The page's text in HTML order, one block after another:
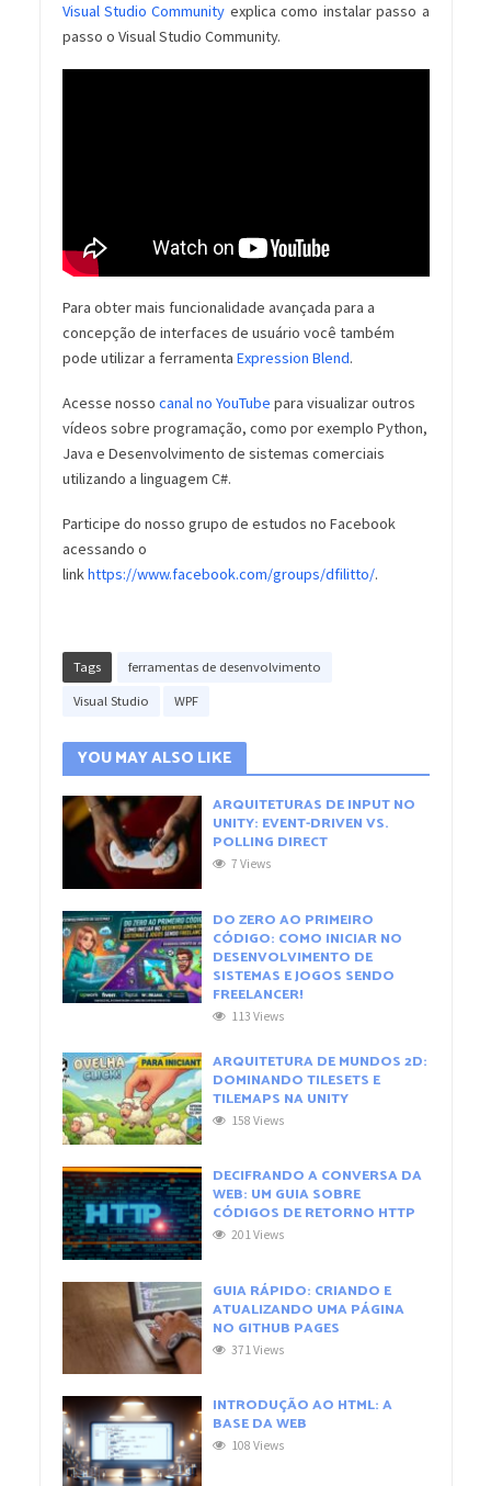
Visual Studio Community explica como instalar passo a
passo o Visual Studio Community.
Para obter mais funcionalidade avançada para a
concepção de interfaces de usuário você também
pode utilizar a ferramenta Expression Blend.
Acesse nosso canal no YouTube para visualizar outros
vídeos sobre programação, como por exemplo Python,
Java e Desenvolvimento de sistemas comerciais
utilizando a linguagem C#.
Participe do nosso grupo de estudos no Facebook
acessando o
linkhttps://www.facebook.com/groups/dfilitto/.
Tags ferramentas de desenvolvimento
Visual Studio WPF
YOU MAY ALSO LIKE
ARQUITETURAS DE INPUT NO
UNITY: EVENT-DRIVEN VS.
POLLING DIRECT
7 Views
DO ZERO AO PRIMEIRO
CÓDIGO: COMO INICIAR NO
DESENVOLVIMENTO DE
SISTEMAS E JOGOS SENDO
FREELANCER!
113 Views
ARQUITETURA DE MUNDOS 2D:
DOMINANDO TILESETS E
TILEMAPS NA UNITY
158 Views
DECIFRANDO A CONVERSA DA
WEB: UM GUIA SOBRE
CÓDIGOS DE RETORNO HTTP
201 Views
GUIA RÁPIDO: CRIANDO E
ATUALIZANDO UMA PÁGINA
NO GITHUB PAGES
371 Views
INTRODUÇÃO AO HTML: A
BASE DA WEB
108 Views